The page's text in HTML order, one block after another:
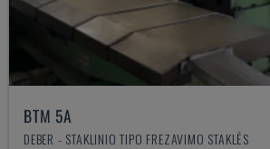
BTM 5A
DEBER - STAKLINIO TIPO FREZAVIMO STAKLĖS